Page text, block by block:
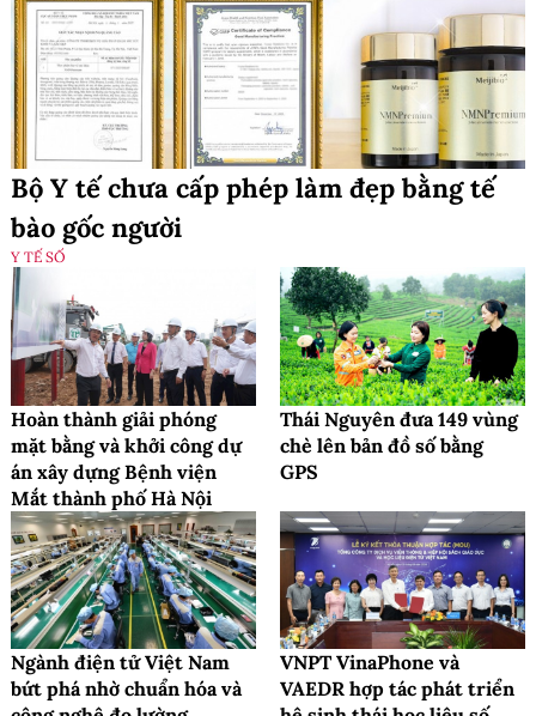
Bộ Y tế chưa cấp phép làm đẹp bằng tế
bào gốc người
Y TẾ SỐ
Hoàn thành giải phóng
mặt bằng và khởi công dự
án xây dựng Bệnh viện
Mắt thành phố Hà Nội
Thái Nguyên đưa 149 vùng
chè lên bản đồ số bằng
GPS
Ngành điện tử Việt Nam
bứt phá nhờ chuẩn hóa và
VNPT VinaPhone và
VAEDR hợp tác phát triển